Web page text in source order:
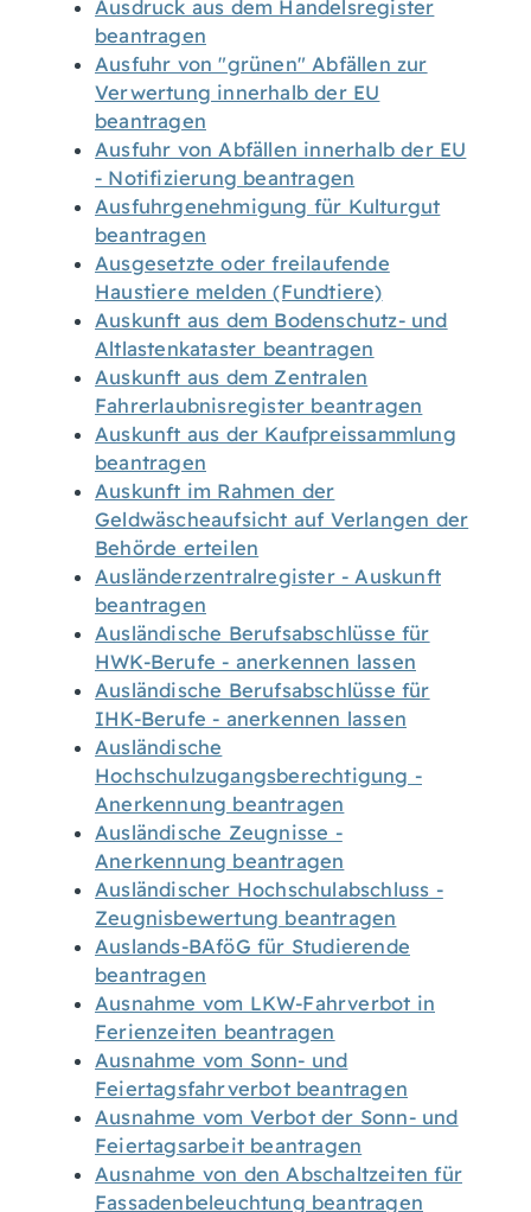
Ausdruck aus dem Handelsregister
beantragen
Ausfuhr von "grünen" Abfällen zur
Verwertung innerhalb der EU
beantragen
Ausfuhr von Abfällen innerhalb der EU
- Notifizierung beantragen
Ausfuhrgenehmigung für Kulturgut
beantragen
Ausgesetzte oder freilaufende
Haustiere melden (Fundtiere)
Auskunft aus dem Bodenschutz- und
Altlastenkataster beantragen
Auskunft aus dem Zentralen
Fahrerlaubnisregister beantragen
Auskunft aus der Kaufpreissammlung
beantragen
Auskunft im Rahmen der
Geldwäscheaufsicht auf Verlangen der
Behörde erteilen
Ausländerzentralregister - Auskunft
beantragen
Ausländische Berufsabschlüsse für
HWK-Berufe - anerkennen lassen
Ausländische Berufsabschlüsse für
IHK-Berufe - anerkennen lassen
Ausländische
Hochschulzugangsberechtigung -
Anerkennung beantragen
Ausländische Zeugnisse -
Anerkennung beantragen
Ausländischer Hochschulabschluss -
Zeugnisbewertung beantragen
Auslands-BAföG für Studierende
beantragen
Ausnahme vom LKW-Fahrverbot in
Ferienzeiten beantragen
Ausnahme vom Sonn- und
Feiertagsfahrverbot beantragen
Ausnahme vom Verbot der Sonn- und
Feiertagsarbeit beantragen
Ausnahme von den Abschaltzeiten für
Fassadenbeleuchtung beantragen